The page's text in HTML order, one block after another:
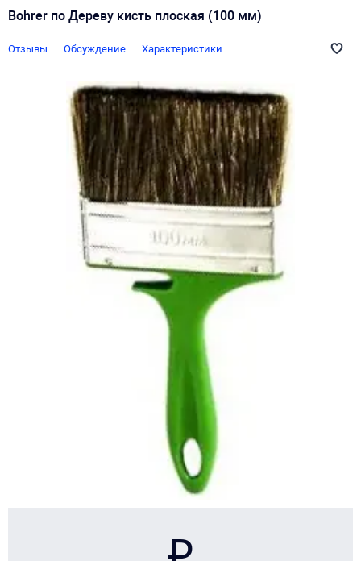
Bohrer по Дереву кисть плоская (100 мм)
Отзывы Обсуждение Характеристики